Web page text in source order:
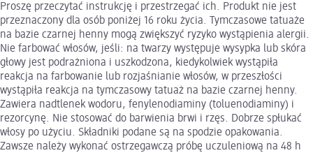
Proszę przeczytać instrukcję i przestrzegać ich. Produkt nie jest
przeznaczony dla osób poniżej 16 roku życia. Tymczasowe tatuaże
na bazie czarnej henny mogą zwiększyć ryzyko wystąpienia alergii.
Nie farbować włosów, jeśli: na twarzy występuje wysypka lub skóra
głowy jest podrażniona i uszkodzona, kiedykolwiek wystąpiła
reakcja na farbowanie lub rozjaśnianie włosów, w przeszłości
wystąpiła reakcja na tymczasowy tatuaż na bazie czarnej henny.
Zawiera nadtlenek wodoru, fenylenodiaminy (toluenodiaminy) i
rezorcynę. Nie stosować do barwienia brwi i rzęs. Dobrze spłukać
włosy po użyciu. Składniki podane są na spodzie opakowania.
Zawsze należy wykonać ostrzegawczą próbę uczuleniową na 48 h